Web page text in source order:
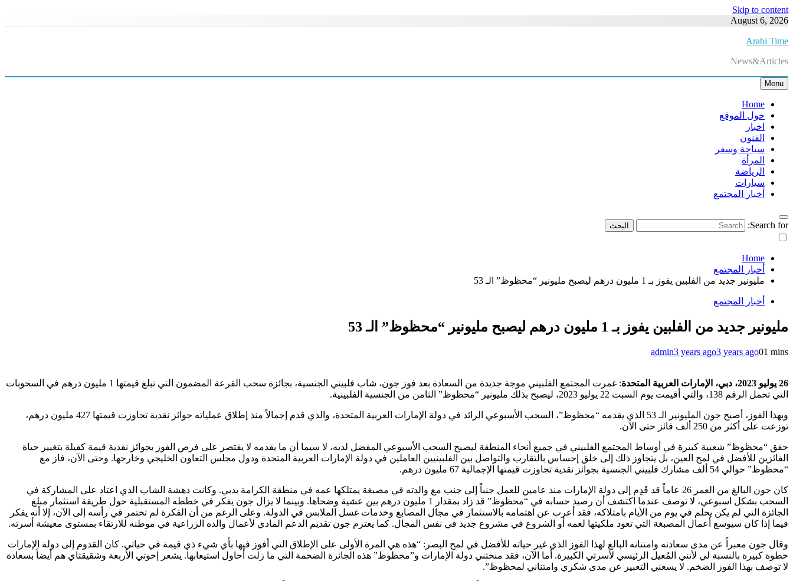
Skip to content
August 6, 2026
Arabi Time
News&Articles
Menu
Home
حول الموقع
اخبار
الفنون
سياحة وسفر
المرأة
الرياضة
سيارات
أخبار المجتمع
Search for:
Home
أخبار المجتمع
مليونير جديد من الفلبين يفوز بـ 1 مليون درهم ليصبح مليونير “محظوظ” الـ 53
أخبار المجتمع
مليونير جديد من الفلبين يفوز بـ 1 مليون درهم ليصبح مليونير “محظوظ” الـ 53
admin3 years ago3 years ago01 mins
26 يوليو 2023، دبي، الإمارات العربية المتحدة
: غمرت المجتمع الفلبيني موجة جديدة من السعادة بعد فوز جون، شاب فلبيني الجنسية، بجائزة سحب القرعة المضمون التي تبلغ قيمتها 1 مليون درهم في السحوبات
التي تحمل الرقم 138، والتي أقيمت يوم السبت 22 يوليو 2023، ليصبح بذلك مليونير “محظوظ” الثامن من الجنسية الفلبينية.
وبهذا الفوز، أصبح جون المليونير الـ 53 الذي يقدمه “محظوظ”، السحب الأسبوعي الرائد في دولة الإمارات العربية المتحدة، والذي قدم إجمالاً منذ إطلاق عملياته جوائز نقدية تجاوزت قيمتها 427 مليون درهم،
توزعت على أكثر من 250 ألف فائز حتى الآن.
حقق “محظوظ” شعبية كبيرة في أوساط المجتمع الفلبيني في جميع أنحاء المنطقة ليصبح السحب الأسبوعي المفضل لديه، لا سيما أن ما يقدمه لا يقتصر على فرص الفوز بجوائز نقدية قيمة كفيلة بتغيير حياة
الفائزين للأفضل في لمح العين، بل يتجاوز ذلك إلى خلق إحساس بالتقارب والتواصل بين الفلبينيين العاملين في دولة الإمارات العربية المتحدة ودول مجلس التعاون الخليجي وخارجها. وحتى الآن، فاز مع
“محظوظ” حوالي 54 ألف مشارك فلبيني الجنسية بجوائز نقدية تجاوزت قيمتها الإجمالية 67 مليون درهم.
كان جون البالغ من العمر 26 عاماً قد قَدِم إلى دولة الإمارات منذ عامين للعمل جنباً إلى جنب مع والدته في مصبغة يمتلكها عمه في منطقة الكرامة بدبي. وكانت دهشة الشاب الذي اعتاد على المشاركة في
السحب بشكل اسبوعي، لا توصف عندما اكتشف أن رصيد حسابه في “محظوظ” قد زاد بمقدار 1 مليون درهم بين عشية وضحاها. وبينما لا يزال جون يفكر في خططه المستقبلية حول طريقة استثمار مبلغ
الجائزة التي لم يكن يحلم في يوم من الأيام بامتلاكه، فقد أعرب عن اهتمامه بالاستثمار في مجال المصابغ وخدمات غسل الملابس في الدولة. وعلى الرغم من أن الفكرة لم تختمر في رأسه إلى الآن، إلا أنه يفكر
فيما إذا كان سيوسع أعمال المصبغة التي تعود ملكيتها لعمه أو الشروع في مشروع جديد في نفس المجال. كما يعتزم جون تقديم الدعم المادي لأعمال والده الزراعية في موطنه للارتقاء بمستوى معيشة أسرته.
وقال جون معبراً عن مدى سعادته وامتنانه البالغ لهذا الفوز الذي غير حياته للأفضل في لمح البصر: “هذه هي المرة الأولى على الإطلاق التي أفوز فيها بأي شيء ذي قيمة في حياتي. كان القدوم إلى دولة الإمارات
خطوة كبيرة بالنسبة لي لأنني المُعيل الرئيسي لأسرتي الكبيرة. أما الآن، فقد منحتني دولة الإمارات و”محظوظ” هذه الجائزة الضخمة التي ما زلت أحاول استيعابها. يشعر إخوتي الأربعة وشقيقتاي هم أيضاً بسعادة
لا توصف بهذا الفوز الضخم. لا يسعني التعبير عن مدى شكري وامتناني لمحظوظ”.